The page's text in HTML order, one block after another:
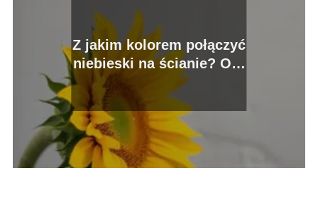
Z jakim kolorem połączyć
niebieski na ścianie? Oto
najlepsze zestawienia!